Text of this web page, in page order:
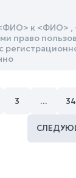
<ФИО> к <ФИО>
право
3 … 34